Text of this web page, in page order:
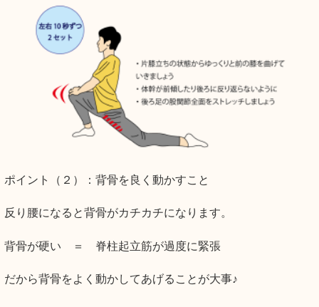
ポイント（２）：背骨を良く動かすこと
反り腰になると背骨がカチカチになります。
背骨が硬い ＝ 脊柱起立筋が過度に緊張
だから背骨をよく動かしてあげることが大事♪